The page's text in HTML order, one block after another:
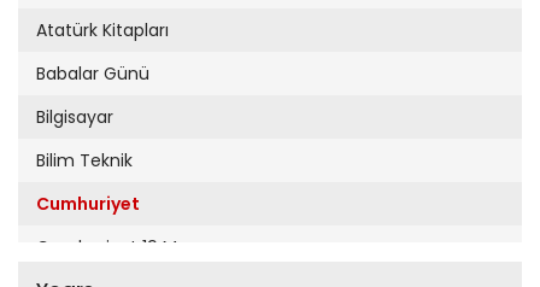
Atatürk Kitapları
Babalar Günü
Bilgisayar
Bilim Teknik
Cumhuriyet
Cumhuriyet 19 Mayıs